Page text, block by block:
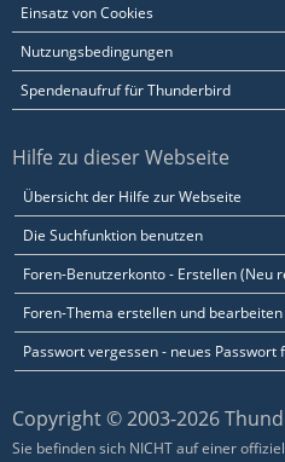
Einsatz von Cookies
Nutzungsbedingungen
Spendenaufruf für Thunderbird
Hilfe zu dieser Webseite
Übersicht der Hilfe zur Webseite
Die Suchfunktion benutzen
Foren-Benutzerkonto - Erstellen (Neu
Foren-Thema erstellen und bearbeiten
Passwort vergessen - neues Passwort
Copyright © 2003-2026
Sie befinden sich NICHT auf einer